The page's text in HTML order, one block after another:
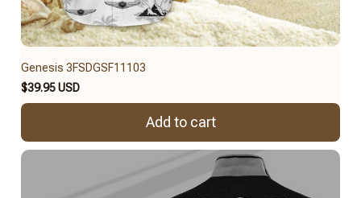
Genesis 3FSDGSF11103
$39.95 USD
Add to cart